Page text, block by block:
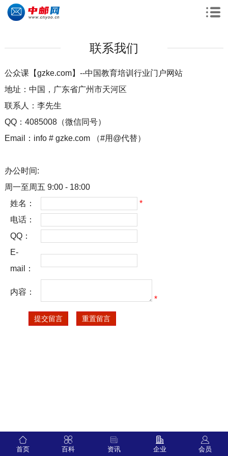
联系我们
公众课【gzke.com】--中国教育培训行业门户网站
地址：中国，广东省广州市天河区
联系人：李先生
QQ：4085008（微信同号）
Email：info # gzke.com （#用@代替）
办公时间:
周一至周五 9:00 - 18:00
姓名：
*
电话：
QQ：
E-
mail：
内容：
*
首页 百科 资讯 企业 会员